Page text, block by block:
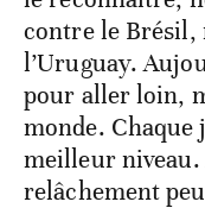
contre le Brésil,
l’Uruguay.
pour aller loin,
monde. Chaque
meilleur niveau.
relâchement